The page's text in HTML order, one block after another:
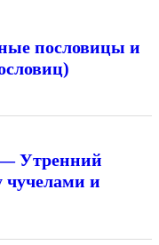
пословицы и
Утренний
чучелами и